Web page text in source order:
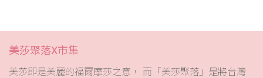
美莎聚落X市集
美莎即是美麗的福爾摩莎之意， 而「美莎聚落」是將台灣